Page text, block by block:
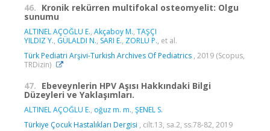
46. Kronik rekürren multifokal osteomyelit: Olgu
sunumu
ALTINEL AÇOĞLU E., Akçaboy M., TAŞÇI
YILDIZ Y., GÜLALDI N., SARI E., ZORLU P., et al.
Türk Pediatri Arşivi-Turkish Archives Of Pediatrics , 2019 (Scopus,
TRDizin)
47. Ebeveynlerin HPV Aşısı Hakkındaki Bilgi
Düzeyleri ve Yaklaşımları.
ALTINEL AÇOĞLU E., oğuz m. m., ŞENEL S.
Türkiye Çocuk Hastalıkları Dergisi , cilt.13, sa.2, ss.78-82, 2019